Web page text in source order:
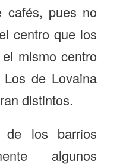
cafés, pues no
centro que los
mismo centro
Los de Lovaina
distintos.
los barrios
algunos